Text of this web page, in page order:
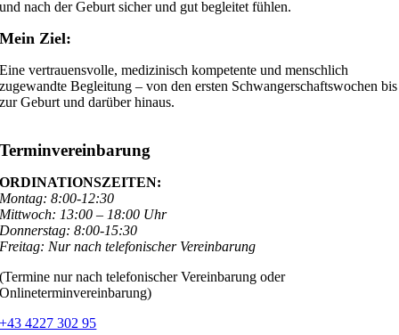
und nach der Geburt sicher und gut begleitet fühlen.
Mein Ziel:
Eine vertrauensvolle, medizinisch kompetente und menschlich
zugewandte Begleitung – von den ersten Schwangerschaftswochen bis
zur Geburt und darüber hinaus.
Terminvereinbarung
ORDINATIONSZEITEN:
Montag: 8:00-12:30
Mittwoch: 13:00 – 18:00 Uhr
Donnerstag: 8:00-15:30
Freitag: Nur nach telefonischer Vereinbarung
(Termine nur nach telefonischer Vereinbarung oder
Onlineterminvereinbarung)
+43 4227 302 95